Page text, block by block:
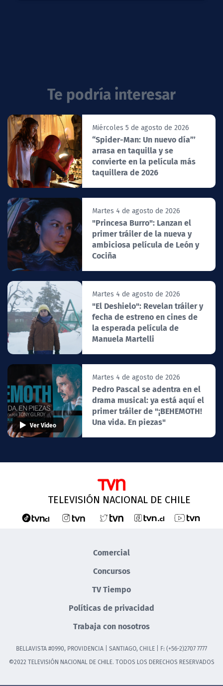
Te podría interesar
Miércoles 5 de agosto de 2026
“Spider-Man: Un nuevo día”’
arrasa en taquilla y se
convierte en la película más
taquillera de 2026
Martes 4 de agosto de 2026
"Princesa Burro": Lanzan el
primer tráiler de la nueva y
ambiciosa película de León y
Cociña
Martes 4 de agosto de 2026
"El Deshielo": Revelan tráiler y
fecha de estreno en cines de
la esperada película de
Manuela Martelli
Ver Video
Martes 4 de agosto de 2026
Pedro Pascal se adentra en el
drama musical: ya está aquí el
primer tráiler de "¡BEHEMOTH!
Una vida. En piezas"
TELEVISIÓN NACIONAL DE CHILE
Comercial
Concursos
TV Tiempo
Políticas de privacidad
Trabaja con nosotros
BELLAVISTA #0990, PROVIDENCIA | SANTIAGO, CHILE | F: (+56-2)2707 7777
©2022 TELEVISIÓN NACIONAL DE CHILE. TODOS LOS DERECHOS RESERVADOS